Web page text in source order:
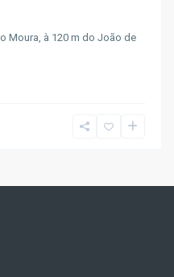
Moura, à 120 m do João de